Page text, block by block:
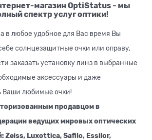
магазин OptiStatus - мы
спектр услуг оптики!
в любое удобное для Вас время Вы
солнцезащитные очки или оправу,
заказать установку линз в выбранные
аксессуары и даже
Ваши любимые очки!
продавцом в
ведущих мировых оптических
Zeiss, Luxottica, Safilo, Essilor,